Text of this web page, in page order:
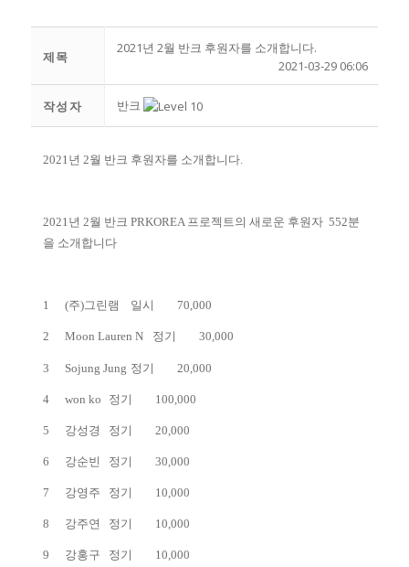
제목
2021년 2월 반크 후원자를 소개합니다.
2021-03-29 06:06
작성자 반크
2021년 2월 반크 후원자를 소개합니다.
2021년 2월 반크 PRKOREA 프로젝트의 새로운 후원자 552분
을 소개합니다
1 (주)그린램 일시 70,000
2 Moon Lauren N 정기 30,000
3 Sojung Jung 정기 20,000
4 won ko 정기 100,000
5 강성경 정기 20,000
6 강순빈 정기 30,000
7 강영주 정기 10,000
8 강주연 정기 10,000
9 강홍구 정기 10,000